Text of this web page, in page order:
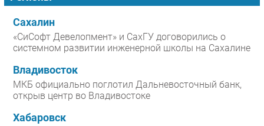
Сахалин
«СиСофт Девелопмент» и СахГУ договорились о
системном развитии инженерной школы на Сахалине
Владивосток
МКБ официально поглотил Дальневосточный банк,
открыв центр во Владивостоке
Хабаровск